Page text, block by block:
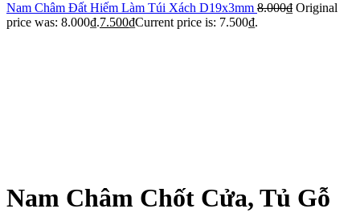
Nam Châm Đất Hiếm Làm Túi Xách D19x3mm 8.000₫ Original
price was: 8.000₫.7.500₫Current price is: 7.500₫.
Nam Châm Chốt Cửa, Tủ Gỗ